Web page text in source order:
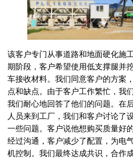
该客户专门从事道路和地面硬化施
期阶段，客户希望使用低支撑腿并
车接收材料。我们同意客户的方案
点和缺点。由于客户工作繁忙，我
我们耐心地回答了他们的问题。在
人员来到工厂，我们和客户讨论了
一些问题。客户说他想购买质量好
经过沟通，客户减少了配置，为电
机控制。我们最终达成共识，合作成